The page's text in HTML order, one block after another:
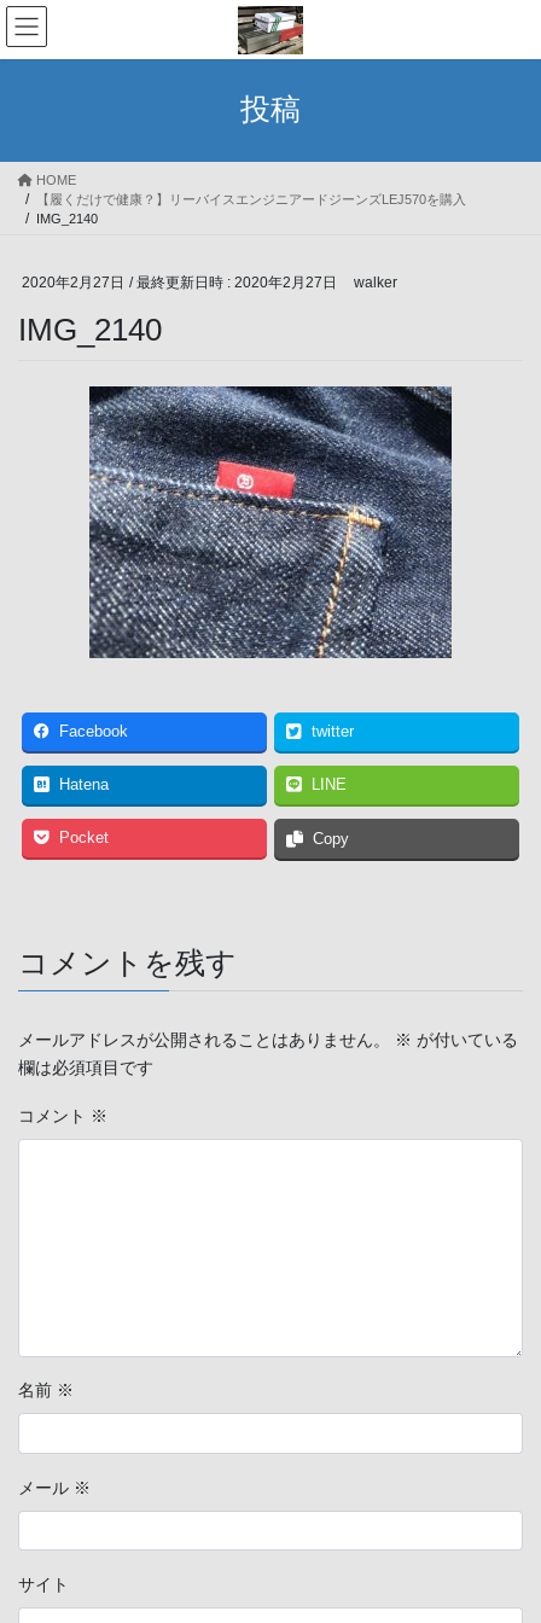
コ
ン
テ
ス
ナ
ビ
ゲ
ン
投稿
HOME
【履くだけで健康？】リーバイスエンジニアードジーンズLEJ570を購入
IMG_2140
2020年2月27日 / 最終更新日時 : 2020年2月27日 walker
IMG_2140
Facebook twitter
Hatena LINE
Pocket Copy
コメントを残す
メールアドレスが公開されることはありません。 ※ が付いている
欄は必須項目です
コメント ※
名前 ※
メール ※
サイト